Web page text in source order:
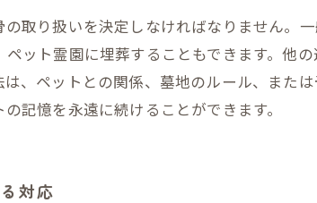
取り扱いを決定しなければなりません。
ット霊園に埋葬することもできます。他
、ペットとの関係、墓地のルール、また
記憶を永遠に続けることができます。
対応